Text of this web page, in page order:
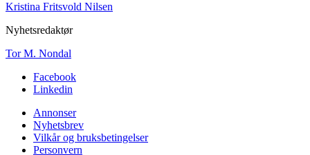
Kristina Fritsvold Nilsen
Nyhetsredaktør
Tor M. Nondal
Facebook
Linkedin
Annonser
Nyhetsbrev
Vilkår og bruksbetingelser
Personvern